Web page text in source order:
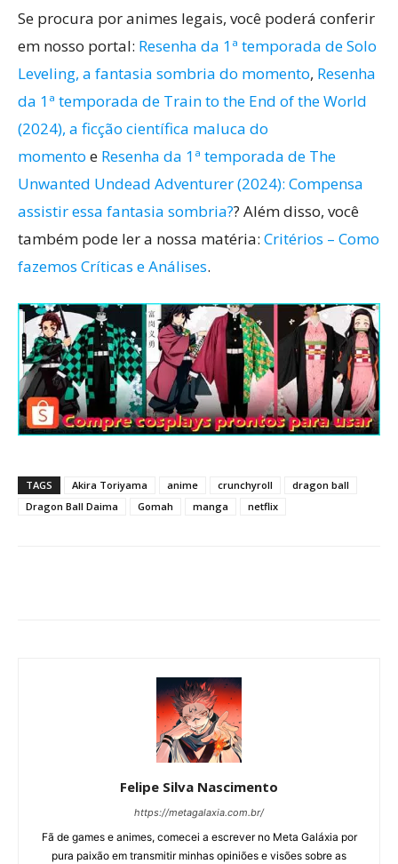
Se procura por animes legais, você poderá conferir
em nosso portal: Resenha da 1ª temporada de Solo
Leveling, a fantasia sombria do momento, Resenha
da 1ª temporada de Train to the End of the World
(2024), a ficção científica maluca do
momento e Resenha da 1ª temporada de The
Unwanted Undead Adventurer (2024): Compensa
assistir essa fantasia sombria?? Além disso, você
também pode ler a nossa matéria: Critérios – Como
fazemos Críticas e Análises.
TAGS Akira Toriyama anime crunchyroll
dragon ball
Dragon Ball Daima
Gomah manga netflix
Felipe Silva Nascimento
https://metagalaxia.com.br/
Fã de games e animes, comecei a escrever no Meta Galáxia por
pura paixão em transmitir minhas opiniões e visões sobre as